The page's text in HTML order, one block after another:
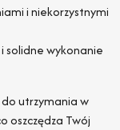
i niekorzystnymi
solidne wykonanie
do utrzymania w
oszczędza Twój